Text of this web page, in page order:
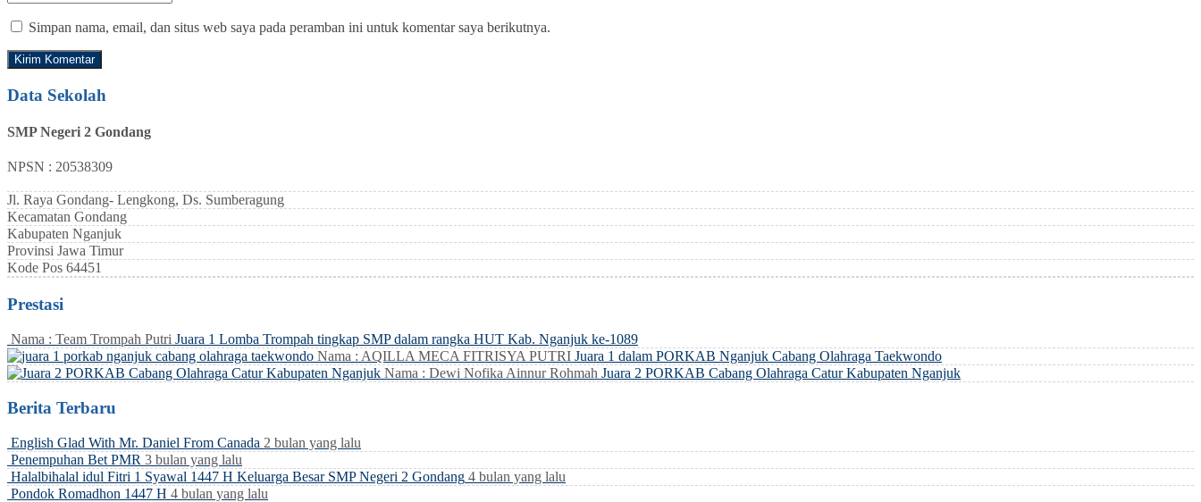
Simpan nama, email, dan situs web saya pada peramban ini untuk komentar saya berikutnya.
Data Sekolah
SMP Negeri 2 Gondang
NPSN : 20538309
Jl. Raya Gondang- Lengkong, Ds. Sumberagung
Kecamatan Gondang
Kabupaten Nganjuk
Provinsi Jawa Timur
Kode Pos 64451
Prestasi
Nama : Team Trompah Putri Juara 1 Lomba Trompah tingkap SMP dalam rangka HUT Kab. Nganjuk ke-1089
Nama : AQILLA MECA FITRISYA PUTRI Juara 1 dalam PORKAB Nganjuk Cabang Olahraga Taekwondo
Nama : Dewi Nofika Ainnur Rohmah Juara 2 PORKAB Cabang Olahraga Catur Kabupaten Nganjuk
Berita Terbaru
English Glad With Mr. Daniel From Canada 2 bulan yang lalu
Penempuhan Bet PMR 3 bulan yang lalu
Halalbihalal idul Fitri 1 Syawal 1447 H Keluarga Besar SMP Negeri 2 Gondang 4 bulan yang lalu
Pondok Romadhon 1447 H 4 bulan yang lalu